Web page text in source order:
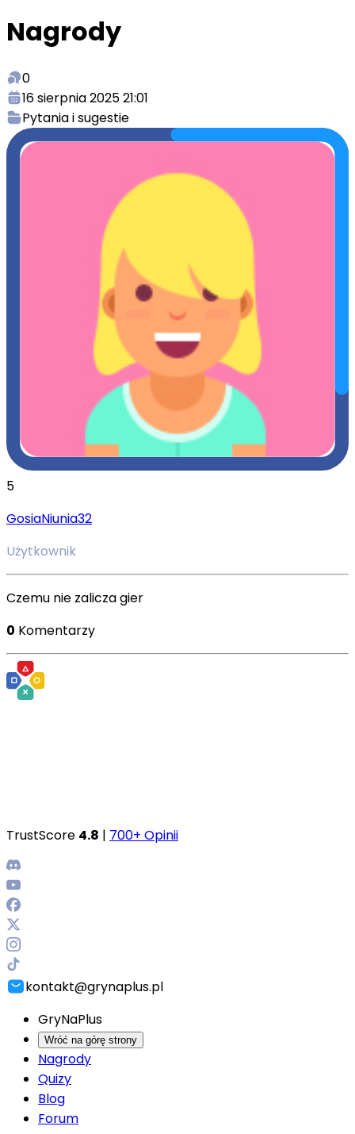
Nagrody
0
16 sierpnia 2025 21:01
Pytania i sugestie
5
GosiaNiunia32
Użytkownik
Czemu nie zalicza gier
0 Komentarzy
TrustScore 4.8 | 700+ Opinii
kontakt@grynaplus.pl
GryNaPlus
Wróć na górę strony
Nagrody
Quizy
Blog
Forum